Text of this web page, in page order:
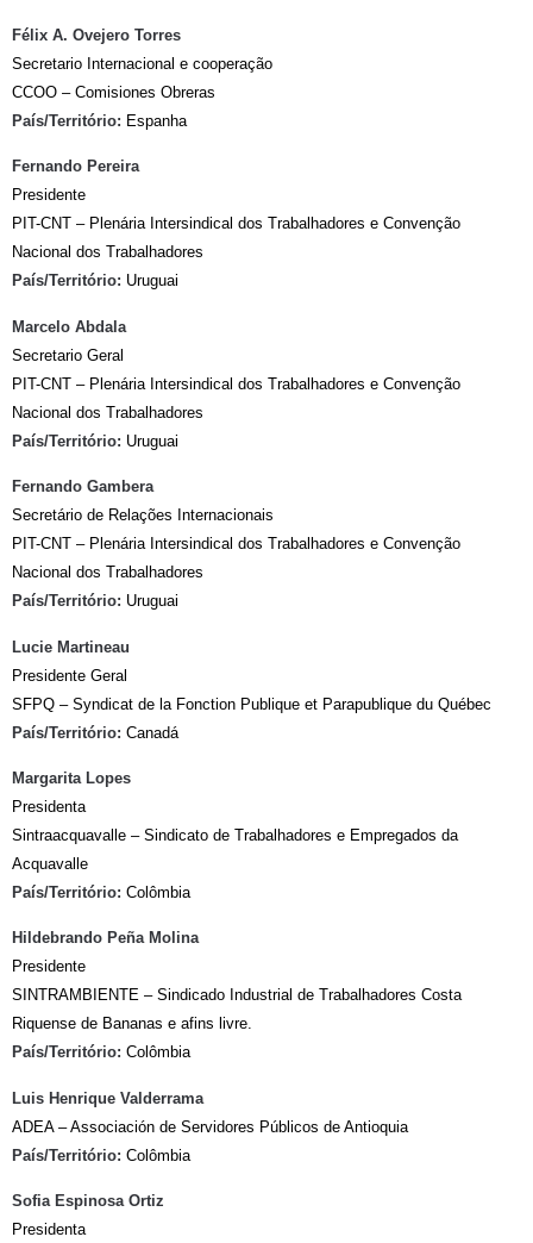
Félix A. Ovejero Torres
Secretario Internacional e cooperação
CCOO – Comisiones Obreras
País/Território: Espanha
Fernando Pereira
Presidente
PIT-CNT – Plenária Intersindical dos Trabalhadores e Convenção
Nacional dos Trabalhadores
País/Território: Uruguai
Marcelo Abdala
Secretario Geral
PIT-CNT – Plenária Intersindical dos Trabalhadores e Convenção
Nacional dos Trabalhadores
País/Território: Uruguai
Fernando Gambera
Secretário de Relações Internacionais
PIT-CNT – Plenária Intersindical dos Trabalhadores e Convenção
Nacional dos Trabalhadores
País/Território: Uruguai
Lucie Martineau
Presidente Geral
SFPQ – Syndicat de la Fonction Publique et Parapublique du Québec
País/Território: Canadá
Margarita Lopes
Presidenta
Sintraacquavalle – Sindicato de Trabalhadores e Empregados da
Acquavalle
País/Território: Colômbia
Hildebrando Peña Molina
Presidente
SINTRAMBIENTE – Sindicado Industrial de Trabalhadores Costa
Riquense de Bananas e afins livre.
País/Território: Colômbia
Luis Henrique Valderrama
ADEA – Associación de Servidores Públicos de Antioquia
País/Território: Colômbia
Sofia Espinosa Ortiz
Presidenta